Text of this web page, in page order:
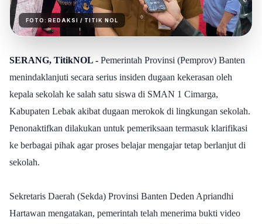
FOTO:REDAKSI / TITIK NOL
SERANG, TitikNOL - Pemerintah Provinsi (Pemprov) Banten
menindaklanjuti secara serius insiden dugaan kekerasan oleh
kepala sekolah ke salah satu siswa di SMAN 1 Cimarga,
Kabupaten Lebak akibat dugaan merokok di lingkungan sekolah.
Penonaktifkan dilakukan untuk pemeriksaan termasuk klarifikasi
ke berbagai pihak agar proses belajar mengajar tetap berlanjut di
sekolah.
Sekretaris Daerah (Sekda) Provinsi Banten Deden Apriandhi
Hartawan mengatakan, pemerintah telah menerima bukti video